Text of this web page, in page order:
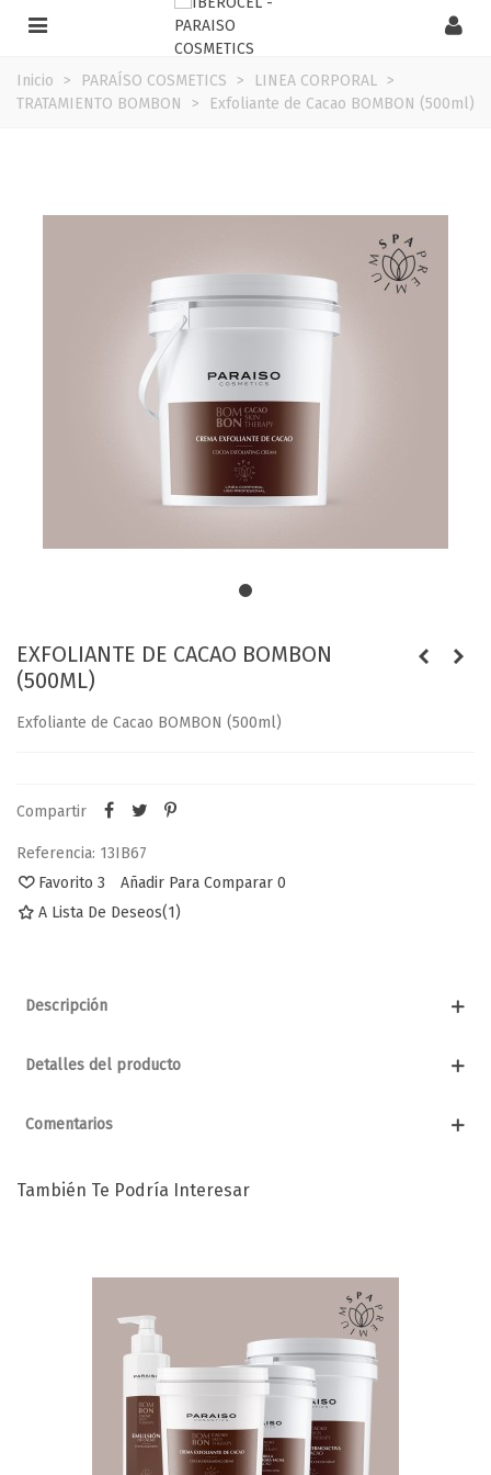
Inicio > PARAÍSO COSMETICS > LINEA CORPORAL >
TRATAMIENTO BOMBON
> Exfoliante de Cacao BOMBON (500ml)
EXFOLIANTE DE CACAO BOMBON
(500ML)
Exfoliante de Cacao BOMBON (500ml)
Compartir
Referencia: 13IB67
Favorito 3 Añadir Para Comparar 0
A Lista De Deseos(1)
Descripción
Detalles del producto
Comentarios
También Te Podría Interesar